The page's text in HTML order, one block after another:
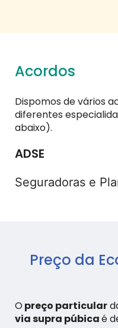
Acordos
Dispomos de vários
diferentes
abaixo).
ADSE
Seguradoras e
Preço da
Opreço particular
via supra púbicaé